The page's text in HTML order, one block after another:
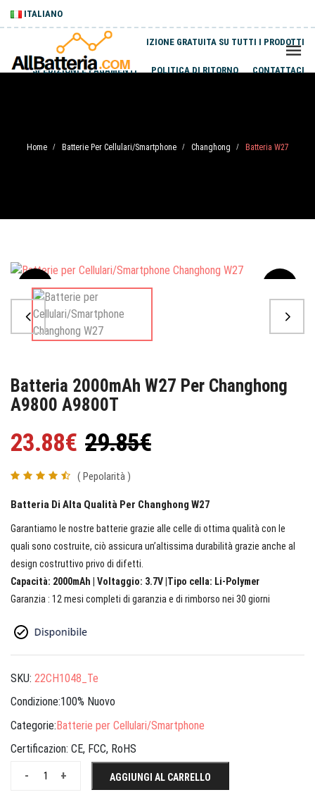
ITALIANO
SPEDIZIONE GRATUITA SU TUTTI I PRODOTTI
SPEDIZIONI E PAGAMENTI POLITICA DI RITORNO CONTATTACI
Home / Batterie Per Cellulari/Smartphone / Changhong / Batteria W27
Sale
Batteria 2000mAh W27 Per Changhong
A9800 A9800T
23.88€ 29.85€
( Pepolarità )
Batteria Di Alta Qualità Per Changhong W27
Garantiamo le nostre batterie grazie alle celle di ottima qualità con le
quali sono costruite, ciò assicura un’altissima durabilità grazie anche al
design costruttivo privo di difetti.
Capacità: 2000mAh | Voltaggio: 3.7V |Tipo cella: Li-Polymer
Garanzia : 12 mesi completi di garanzia e di rimborso nei 30 giorni
SKU: 22CH1048_Te
Condizione:100% Nuovo
Categorie:Batterie per Cellulari/Smartphone
Certificazion: CE, FCC, RoHS
+
- AGGIUNGI AL CARRELLO